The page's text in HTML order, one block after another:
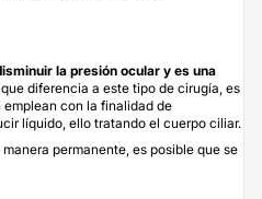
la presión ocular y es una
que diferencia a este tipo de cirugía, es
emplean con la finalidad de
líquido, ello tratando el cuerpo ciliar.
permanente, es posible que se